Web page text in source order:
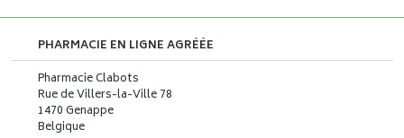
PHARMACIE EN LIGNE AGRÉÉE
Pharmacie Clabots
Rue de Villers-la-Ville 78
1470 Genappe
Belgique